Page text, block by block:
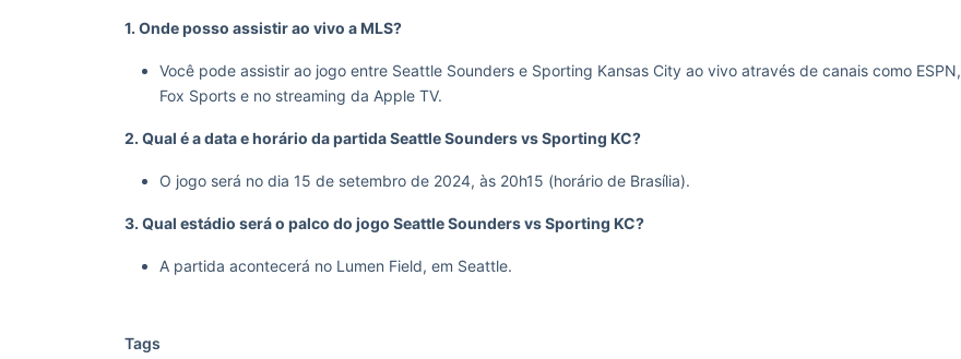
1. Onde posso assistir ao vivo a MLS?
Você pode assistir ao jogo entre Seattle Sounders e Sporting Kansas City ao vivo através de canais como ESPN,
Fox Sports e no streaming da Apple TV.
2. Qual é a data e horário da partida Seattle Sounders vs Sporting KC?
O jogo será no dia 15 de setembro de 2024, às 20h15 (horário de Brasília).
3. Qual estádio será o palco do jogo Seattle Sounders vs Sporting KC?
A partida acontecerá no Lumen Field, em Seattle.
Tags